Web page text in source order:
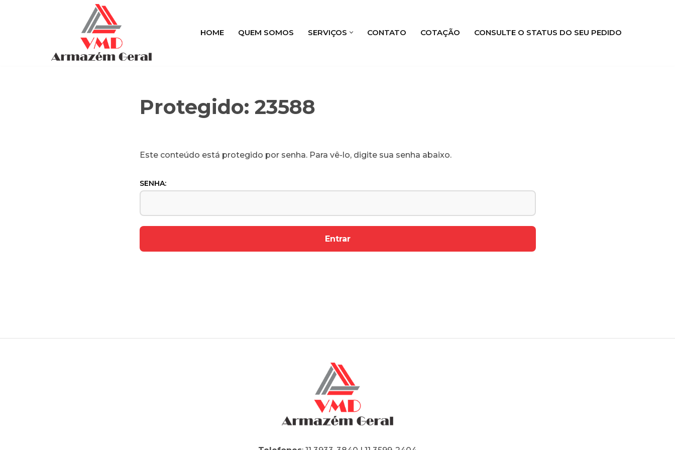
HOME QUEM SOMOS SERVIÇOS CONTATO COTAÇÃO CONSULTE O STATUS DO SEU PEDIDO
Protegido: 23588
Este conteúdo está protegido por senha. Para vê-lo, digite sua senha abaixo.
SENHA: